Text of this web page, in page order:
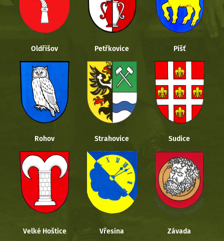
Oldřišov Petřkovice Píšť
Rohov Strahovice Sudice
Velké Hoštice Vřesina Závada